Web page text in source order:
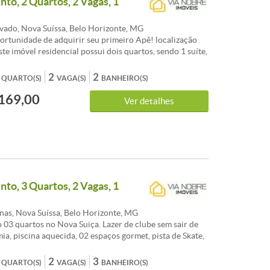
de lazer como praças e parques, ideais para
livre, além de ampla oferta de comércio e serviços,
a dia. Agende sua visita e venha conhecer de perto
oportunidade. Valores e disponibilidade sujeitos a
aviso prévio. Solicitamos a confirmação das
Nova Suíssa, Belo Horizonte, MG
de adquirir seu primeiro Apê! localização
imóvel residencial possui dois quartos, sendo 1 suíte,
. O apartamento com planta excelente e bem
seus ambientes . A fachada com pintura moderna . O
infraestrutura básica, com interfone, portaria,
a cabo, câmeras de vigilância e porteiro 24 horas .
QUARTO(S) VAGA(S)
2 BANHEIRO(S)
2
Ver detalhes
3 Quartos, 2 Vagas, 1
Nova Suíssa, Belo Horizonte, MG
quartos no Nova Suiça. Lazer de clube sem sair de
piscina aquecida, 02 espaços gormet, pista de Skate,
de tudo: CEFET, Colégio Santa Maria, Hospital
QUARTO(S) VAGA(S)
2 BANHEIRO(S)
3